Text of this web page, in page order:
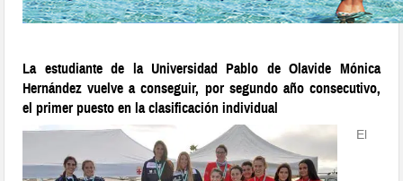
La estudiante de la Universidad Pablo de Olavide Mónica
Hernández vuelve a conseguir, por segundo año consecutivo,
el primer puesto en la clasificación individual
El